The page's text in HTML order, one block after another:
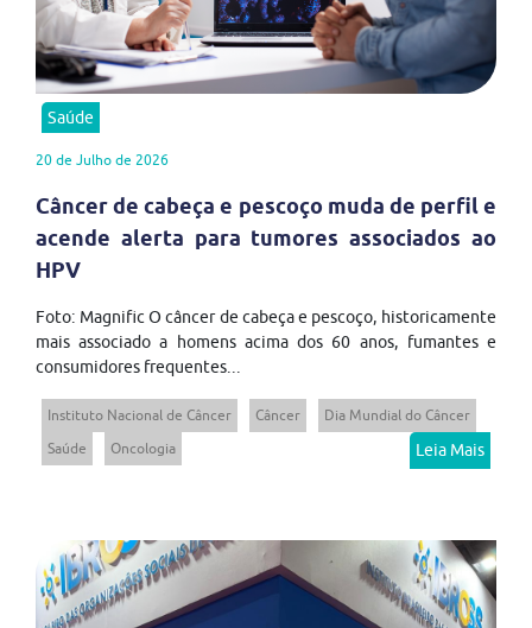
Saúde
20 de Julho de 2026
Câncer de cabeça e pescoço muda de perfil e
acende alerta para tumores associados ao
HPV
Foto: Magnific O câncer de cabeça e pescoço, historicamente
mais associado a homens acima dos 60 anos, fumantes e
consumidores frequentes...
Instituto Nacional de Câncer Câncer
Dia Mundial do Câncer
Saúde
Oncologia Leia Mais